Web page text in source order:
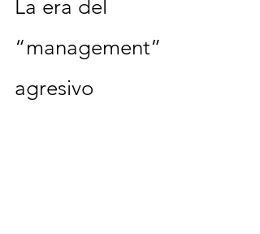
La era del
“management”
agresivo